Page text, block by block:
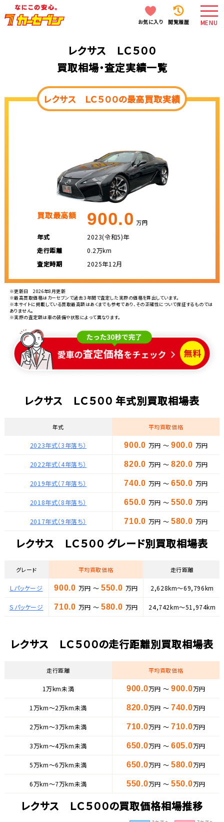
お気に入り 閲覧履歴 MENU
レクサス ＬＣ５００
買取相場・査定実績一覧
レクサス ＬＣ５００の最高買取実績
買取最高額 900.0 万円
年式
2023(令和5)年
走行距離
0.2万km
査定時期
2025年12月
※更新日 2026年8月更新
※最高買取価格はカーセブンで過去３年間で査定した実際の価格を算出しています。
※本サイトに掲載している買取最高額はあくまでも参考であり、その正確性について保証するものでは
ありません。
※実際の査定額は車の装備や状態によって異なります。
レクサス ＬＣ５００ 年式別買取相場表
年式 平均買取価格
2023年式（3年落ち） 900.0 万円 ～ 900.0 万円
2022年式（4年落ち） 820.0 万円 ～ 820.0 万円
2019年式（7年落ち） 740.0 万円 ～ 650.0 万円
2018年式（8年落ち） 650.0 万円 ～ 550.0 万円
2017年式（9年落ち） 710.0 万円 ～ 580.0 万円
レクサス ＬＣ５００ グレード別買取相場表
グレード 平均買取価格 走行距離
Ｌパッケージ 900.0 万円 ～ 550.0 万円 2,628km～69,796km
Ｓパッケージ 710.0 万円 ～ 580.0 万円 24,742km～51,974km
レクサス ＬＣ５００の走行距離別買取相場表
走行距離 平均買取価格
1万km未満 900.0万円 ～ 900.0万円
1万km〜2万km未満 820.0万円 ～ 740.0万円
2万km〜3万km未満 710.0万円 ～ 710.0万円
3万km〜4万km未満 650.0万円 ～ 605.0万円
5万km〜6万km未満 650.0万円 ～ 580.0万円
6万km〜7万km未満 550.0万円 ～ 550.0万円
レクサス ＬＣ５００の買取価格相場推移